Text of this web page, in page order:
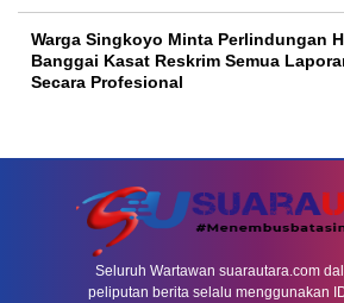
Warga Singkoyo Minta Perlindungan
Banggai Kasat Reskrim Semua
Secara Profesional
Seluruh Wartawan suarautara.com
peliputan berita selalu menggunakan